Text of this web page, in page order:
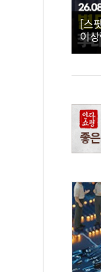
[스
이
직